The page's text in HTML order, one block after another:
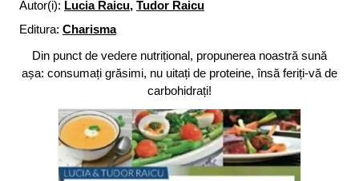
Autor(i): Lucia Raicu, Tudor Raicu
Editura: Charisma
Din punct de vedere nutrițional, propunerea noastră sună
așa: consumați grăsimi, nu uitați de proteine, însă feriți-vă de
carbohidrați!